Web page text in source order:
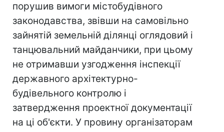
порушив вимоги містобудівного
законодавства, звівши на самовільно
зайнятій земельній ділянці оглядовий і
танцювальний майданчики, при цьому
не отримавши узгодження інспекції
державного архітектурно-
будівельного контролю і
затвердження проектної документації
на ці об'єкти. У провину організаторам